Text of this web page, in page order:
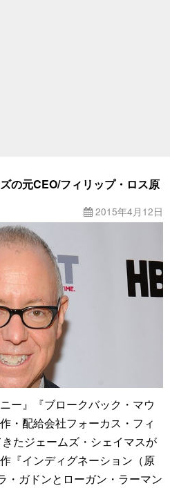
の元CEO/フィリップ・ロス原
2015年4月12日
ー』『ブロークバック・マウ
・配給会社フォーカス・フィ
たジェームズ・シェイマスが
『インディグネーション（原
・ガドンとローガン・ラーマン